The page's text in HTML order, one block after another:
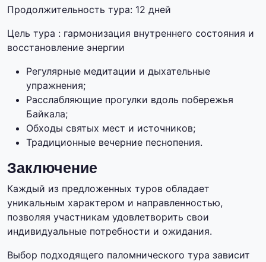
Продолжительность тура: 12 дней
Цель тура : гармонизация внутреннего состояния и
восстановление энергии
Регулярные медитации и дыхательные
упражнения;
Расслабляющие прогулки вдоль побережья
Байкала;
Обходы святых мест и источников;
Традиционные вечерние песнопения.
Заключение
Каждый из предложенных туров обладает
уникальным характером и направленностью,
позволяя участникам удовлетворить свои
индивидуальные потребности и ожидания.
Выбор подходящего паломнического тура зависит